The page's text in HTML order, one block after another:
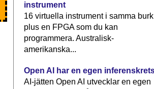
instrument
16 virtuella instrument i samma burk
plus en FPGA som du kan
programmera. Australisk-
amerikanska...
Open AI har en egen
AI-jätten Open AI utvecklar en egen